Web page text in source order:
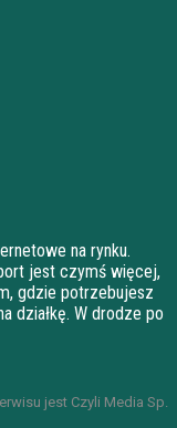
na rynku.
jest czymś więcej,
gdzie potrzebujesz
działkę. W drodze po
jest Czyli Media Sp.